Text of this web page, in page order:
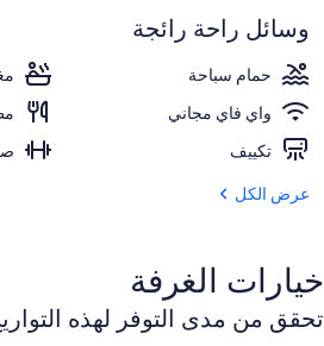
الردهة
وسائل راحة رائجة
حمام سباحة
واي فاي مجاني
تكييف
عرض الكل
خيارات الغرفة
تحقق من مدى التوفر لهذه